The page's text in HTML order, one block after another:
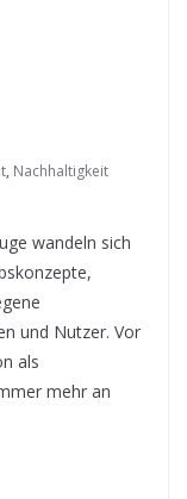
, Nachhaltigkeit
wandeln sich
und Nutzer. Vor
als
mehr an